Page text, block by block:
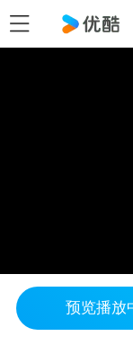
预览播放